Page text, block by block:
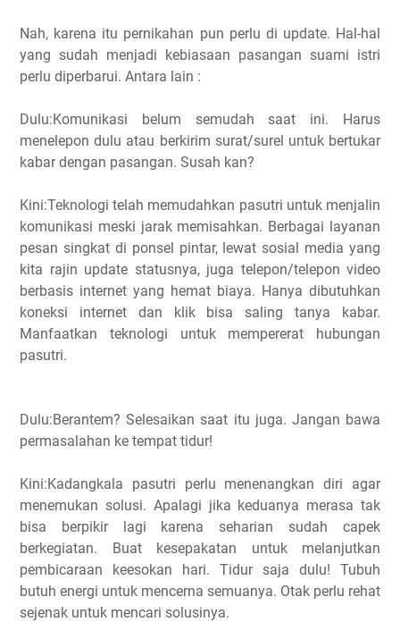
Nah, karena itu pernikahan pun perlu di update. Hal-hal
yang sudah menjadi kebiasaan pasangan suami istri
perlu diperbarui. Antara lain :
Dulu:Komunikasi belum semudah saat ini. Harus
menelepon dulu atau berkirim surat/surel untuk bertukar
kabar dengan pasangan. Susah kan?
Kini:Teknologi telah memudahkan pasutri untuk menjalin
komunikasi meski jarak memisahkan. Berbagai layanan
pesan singkat di ponsel pintar, lewat sosial media yang
kita rajin update statusnya, juga telepon/telepon video
berbasis internet yang hemat biaya. Hanya dibutuhkan
koneksi internet dan klik bisa saling tanya kabar.
Manfaatkan teknologi untuk mempererat hubungan
pasutri.
Dulu:Berantem? Selesaikan saat itu juga. Jangan bawa
permasalahan ke tempat tidur!
Kini:Kadangkala pasutri perlu menenangkan diri agar
menemukan solusi. Apalagi jika keduanya merasa tak
bisa berpikir lagi karena seharian sudah capek
berkegiatan. Buat kesepakatan untuk melanjutkan
pembicaraan keesokan hari. Tidur saja dulu! Tubuh
butuh energi untuk mencerna semuanya. Otak perlu rehat
sejenak untuk mencari solusinya.